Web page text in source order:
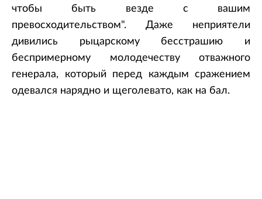
чтобы быть везде с вашим
превосходительством". Даже неприятели
дивились рыцарскому бесстрашию и
беспримерному молодечеству отважного
генерала, который перед каждым сражением
одевался нарядно и щеголевато, как на бал.